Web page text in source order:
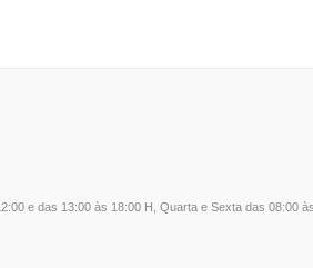
e das 13:00 às 18:00 H, Quarta e Sexta das 08:00